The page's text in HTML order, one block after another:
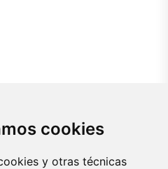
cookies
y otras técnicas